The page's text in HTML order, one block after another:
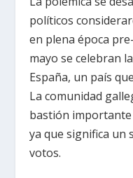
políticos
en plena época
mayo se celebran
España, un país
La comunidad
bastión importante
ya que significa un
votos.